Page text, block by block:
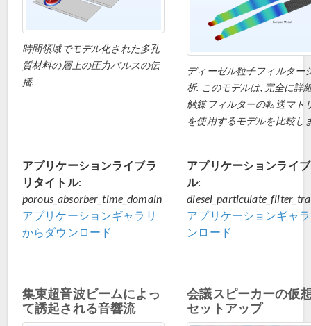
時間領域でモデル化された多孔
質材料の層上の圧力パルスの伝
播.
アプリケーションライブラ
リタイトル:
porous_absorber_time_domain
アプリケーションギャラリ
からダウンロード
ディーゼル粒子フィルター
析. このモデルは, 完全に詳
触媒フィルターの転送マト
を使用するモデルを比較し
アプリケーションライ
ル:
アプリケーションギャ
ンロード
集束超音波ビームによっ
て誘起される音響流
会議スピーカーの仮
セットアップ